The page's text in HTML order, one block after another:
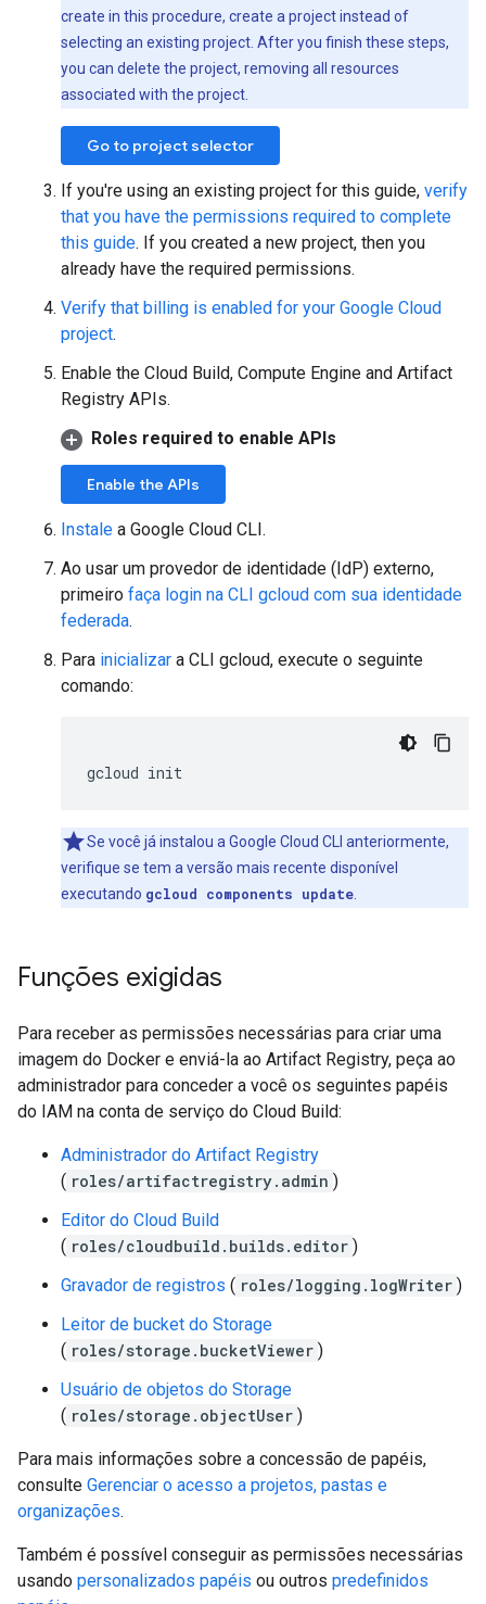
create in this procedure, create a project instead of
selecting an existing project. After you finish these steps,
you can delete the project, removing all resources
associated with the project.
Go to project selector
If you're using an existing project for this guide, verify
that you have the permissions required to complete
this guide. If you created a new project, then you
already have the required permissions.
Verify that billing is enabled for your Google Cloud
project.
Enable the Cloud Build, Compute Engine and Artifact
Registry APIs.
Roles required to enable APIs
Enable the APIs
Instale a Google Cloud CLI.
Ao usar um provedor de identidade (IdP) externo,
primeiro faça login na CLI gcloud com sua identidade
federada.
Para inicializar a CLI gcloud, execute o seguinte
comando:
gcloud init
Se você já instalou a Google Cloud CLI anteriormente,
verifique se tem a versão mais recente disponível
executando gcloud components update
Funções exigidas
Para receber as permissões necessárias para criar uma
imagem do Docker e enviá-la ao Artifact Registry, peça ao
administrador para conceder a você os seguintes papéis
do IAM na conta de serviço do Cloud Build:
Administrador do Artifact Registry
( roles/artifactregistry.admin )
Editor do Cloud Build
( roles/cloudbuild.builds.editor )
Gravador de registros ( roles/logging.logWriter )
Leitor de bucket do Storage
( roles/storage.bucketViewer )
Usuário de objetos do Storage
( roles/storage.objectUser )
Para mais informações sobre a concessão de papéis,
consulte Gerenciar o acesso a projetos, pastas e
organizações.
Também é possível conseguir as permissões necessárias
usando personalizados papéis ou outros predefinidos